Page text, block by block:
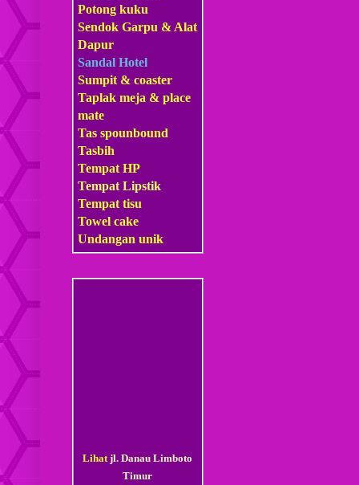
Potong kuku
Sendok Garpu & Alat
Dapur
Sandal Hotel
Sumpit & coaster
Taplak meja & place
mate
Tas spounbound
Tasbih
Tempat HP
Tempat Lipstik
Tempat tisu
Towel cake
Undangan unik
Lihatjl. Danau Limboto
Timur